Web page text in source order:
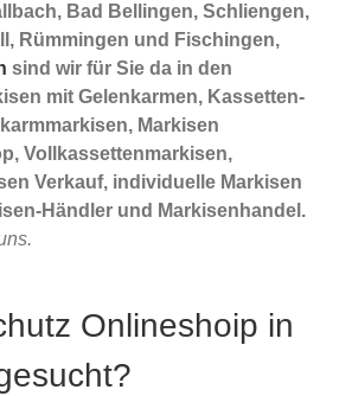
Bad Bellingen, Schliengen,
Rümmingen und Fischingen,
sind wir für Sie da in den
mit Gelenkarmen, Kassetten-
Markisen
Vollkassettenmarkisen,
Verkauf, individuelle Markisen
Händler und Markisenhandel.
Onlineshoip in